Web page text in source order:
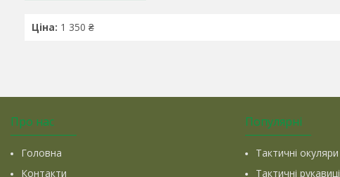
Ціна: 1 350 ₴
Про нас
Головна
Контакти
Популярні
Тактичні окуляри
Тактичні рукавиці